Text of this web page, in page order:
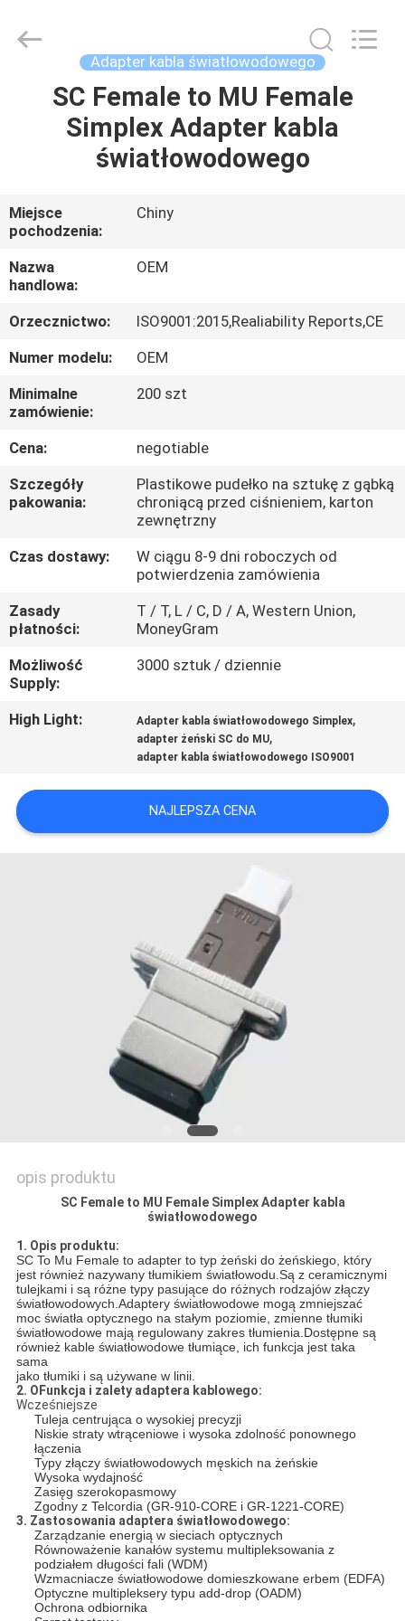
DOM
PRODUKTY
O
NAS
WYCIECZKA
PO
FABRYCE
KONTROLA
JAKOŚCI
SKONTAKTUJ
Z
NAMI
AKTUALNOŚCI
WSZYSTKIE
SITEMAP
Management
Services
Adapter kabla światłowodowego
SC Female to MU Female
Simplex Adapter kabla
światłowodowego
Miejsce
pochodzenia:
Chiny
Nazwa
handlowa:
OEM
Orzecznictwo:
ISO9001:2015,Realiability Reports,CE
Numer modelu:
OEM
Minimalne
zamówienie:
200 szt
Cena:
negotiable
Szczegóły
pakowania:
Plastikowe pudełko na sztukę z gąbką
chroniącą przed ciśnieniem, karton
zewnętrzny
Czas dostawy:
W ciągu 8-9 dni roboczych od
potwierdzenia zamówienia
Zasady
płatności:
T / T, L / C, D / A, Western Union,
MoneyGram
Możliwość
Supply:
3000 sztuk / dziennie
High Light: Adapter kabla światłowodowego Simplex,
adapter żeński SC do MU,
adapter kabla światłowodowego ISO9001
NAJLEPSZA CENA
opis produktu
SC Female to MU Female Simplex Adapter kabla
światłowodowego
1. Opis produktu:
SC To Mu Female to adapter to typ żeński do żeńskiego, który
jest również nazywany tłumikiem światłowodu.Są z ceramicznymi
tulejkami i są różne typy pasujące do różnych rodzajów złączy
światłowodowych.Adaptery światłowodowe mogą zmniejszać
moc światła optycznego na stałym poziomie, zmienne tłumiki
światłowodowe mają regulowany zakres tłumienia.Dostępne są
również kable światłowodowe tłumiące, ich funkcja jest taka
sama
jako tłumiki i są używane w linii.
2. O Funkcja i zalety adaptera kablowego:
Wcześniejsze
Tuleja centrująca o wysokiej precyzji
Niskie straty wtrąceniowe i wysoka zdolność ponownego
łączenia
Typy złączy światłowodowych męskich na żeńskie
Wysoka wydajność
Zasięg szerokopasmowy
Zgodny z Telcordia (GR-910-CORE i GR-1221-CORE)
3. Zastosowania adaptera światłowodowego:
Zarządzanie energią w sieciach optycznych
Równoważenie kanałów systemu multipleksowania z
podziałem długości fali (WDM)
Wzmacniacze światłowodowe domieszkowane erbem (EDFA)
Optyczne multipleksery typu add-drop (OADM)
Ochrona odbiornika